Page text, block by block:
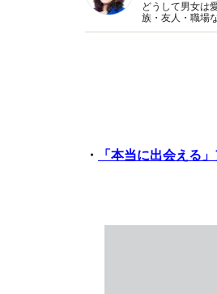
どうして男女は
族・友人・職場
魅力の秘密』な
・ 「本当に出会える